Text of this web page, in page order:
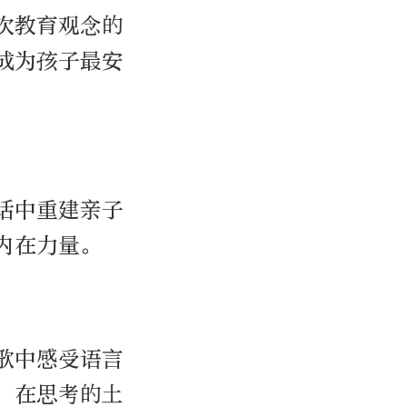
教育观念的
为孩子最安
中重建亲子
力量。
中感受语言
在思考的土